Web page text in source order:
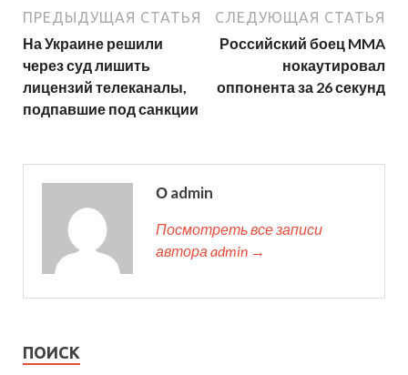
ПРЕДЫДУЩАЯ СТАТЬЯ
На Украине решили
через суд лишить
лицензий телеканалы,
подпавшие под санкции
СЛЕДУЮЩАЯ СТАТЬЯ
Российский боец MMA
нокаутировал
оппонента за 26 секунд
О admin
Посмотреть все записи
автора admin →
ПОИСК